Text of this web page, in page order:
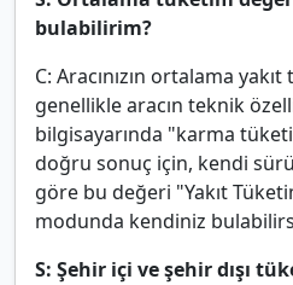
bulabilirim?
C: Aracınızın ortalama
genellikle aracın teknik
bilgisayarında "karma
doğru sonuç için, kendi
göre bu değeri "Yakıt
modunda kendiniz
S: Şehir içi ve şehir dışı